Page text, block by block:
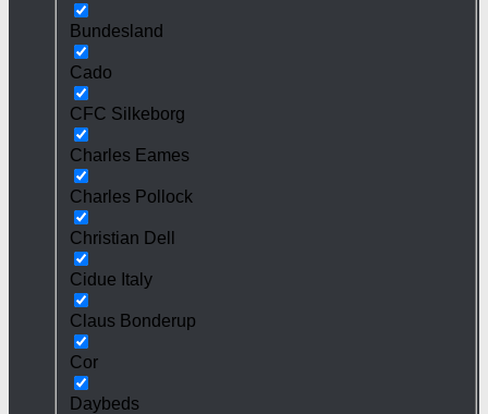
Bundesland
Cado
CFC Silkeborg
Charles Eames
Charles Pollock
Christian Dell
Cidue Italy
Claus Bonderup
Cor
Daybeds